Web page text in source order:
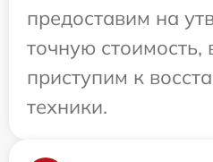
предоставим на
точную стоимость,
приступим к
техники.